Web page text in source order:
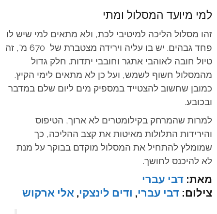
למי מיועד המסלול ומתי
זהו מסלול הליכה למיטיבי לכת, ולא מתאים למי שיש לו
פחד גבהים. יש בו עליה וירידה מצטברת של 670 מ', זה
טיול חובה לאוהבי אתגר וחובבי יתדות. חלק גדול
מהמסלול חשוף לשמש, ועל כן לא מתאים לימי הקיץ.
כמובן שחשוב להצטייד במספיק מים ליום שלם במדבר
ובכובע.
למרות שהמרחק בקילומטרים לא ארוך, הטיפוס
והירידות התלולות מאיטות את קצב ההליכה, כך
שמומלץ להתחיל את המסלול מוקדם בבוקר על מנת
לא להיכנס לחושך.
מאת: דבי עברי
צילום: דבי עברי, ודים לינצקי, אלי ארקוש